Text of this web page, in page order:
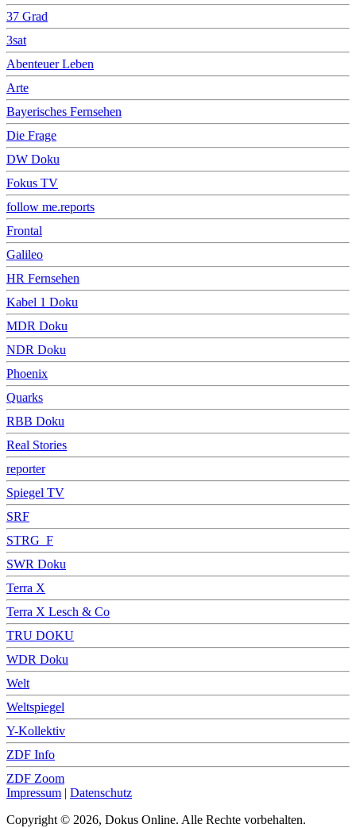
37 Grad
3sat
Abenteuer Leben
Arte
Bayerisches Fernsehen
Die Frage
DW Doku
Fokus TV
follow me.reports
Frontal
Galileo
HR Fernsehen
Kabel 1 Doku
MDR Doku
NDR Doku
Phoenix
Quarks
RBB Doku
Real Stories
reporter
Spiegel TV
SRF
STRG_F
SWR Doku
Terra X
Terra X Lesch & Co
TRU DOKU
WDR Doku
Welt
Weltspiegel
Y-Kollektiv
ZDF Info
ZDF Zoom
Impressum | Datenschutz
Copyright © 2026, Dokus Online. Alle Rechte vorbehalten.